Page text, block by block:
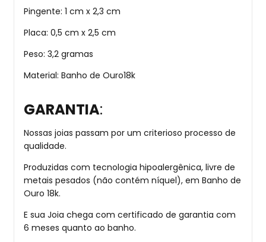
Pingente: 1 cm x 2,3 cm
Placa: 0,5 cm x 2,5 cm
Peso: 3,2 gramas
Material: Banho de Ouro18k
GARANTIA:
Nossas joias passam por um criterioso processo de
qualidade.
Produzidas com tecnologia hipoalergênica, livre de
metais pesados (não contém níquel), em Banho de
Ouro 18k.
E sua Joia chega com certificado de garantia com
6 meses quanto ao banho.